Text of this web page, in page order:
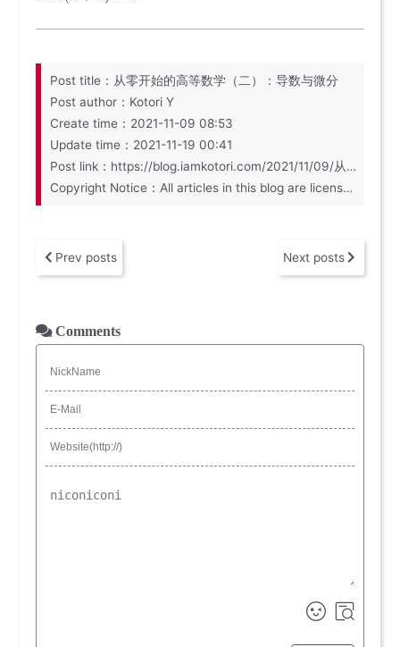
Post title：从零开始的高等数学（二）：导数与微分
Post author：Kotori Y
Create time：2021-11-09 08:53
Update time：2021-11-19 00:41
Post link：https://blog.iamkotori.com/2021/11/09/从零开始的高等数学（二）：导数与微分/
Copyright Notice：All articles in this blog are licensed under
Prev posts Next posts
Comments